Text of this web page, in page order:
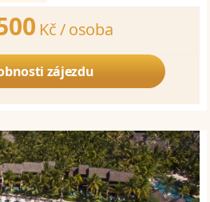
Kč /osoba
zájezdu